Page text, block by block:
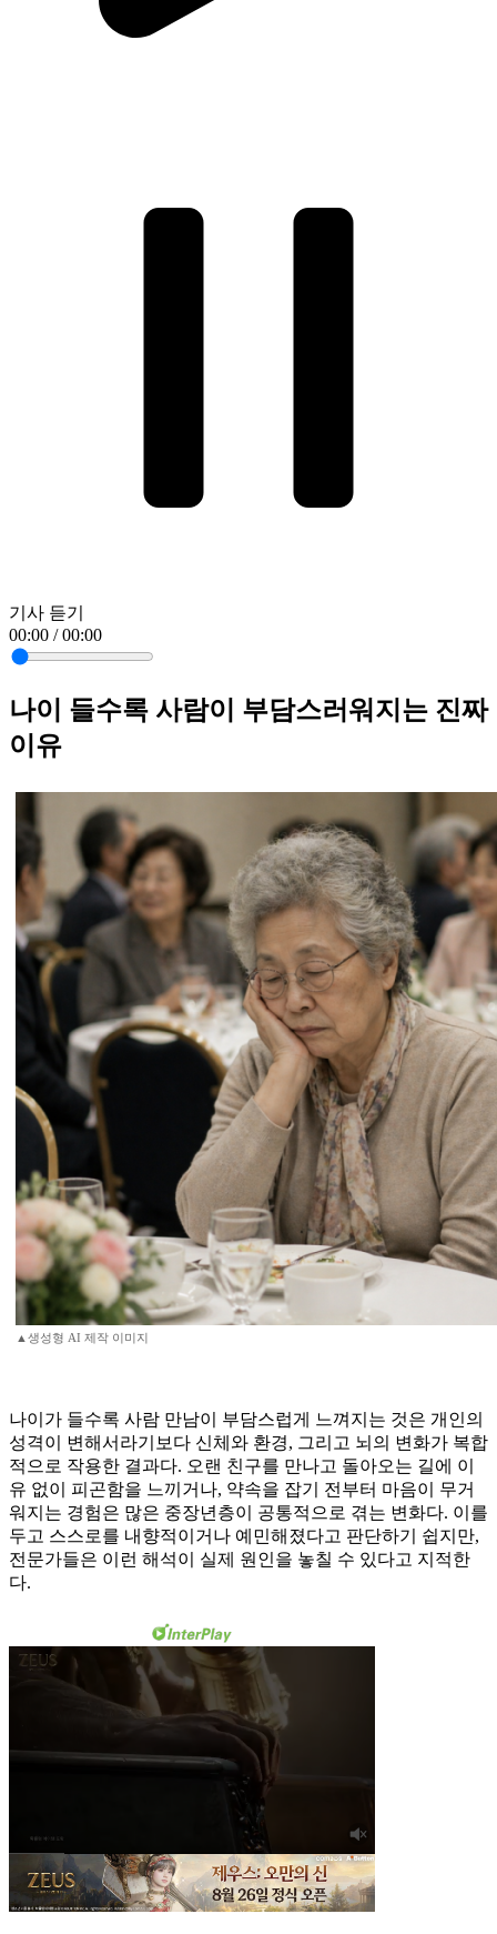
기사 듣기
00:00 / 00:00
나이 들수록 사람이 부담스러워지는 진짜
이유
▲생성형 AI 제작 이미지
나이가 들수록 사람 만남이 부담스럽게 느껴지는 것은 개인의
성격이 변해서라기보다 신체와 환경, 그리고 뇌의 변화가 복합
적으로 작용한 결과다. 오랜 친구를 만나고 돌아오는 길에 이
유 없이 피곤함을 느끼거나, 약속을 잡기 전부터 마음이 무거
워지는 경험은 많은 중장년층이 공통적으로 겪는 변화다. 이를
두고 스스로를 내향적이거나 예민해졌다고 판단하기 쉽지만,
전문가들은 이런 해석이 실제 원인을 놓칠 수 있다고 지적한
다.